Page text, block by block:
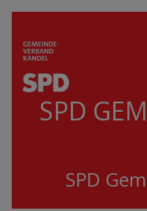
SPD
SPD